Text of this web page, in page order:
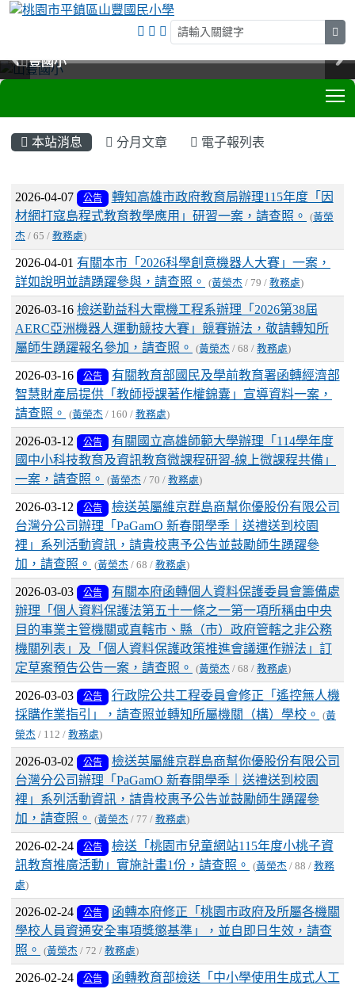
山豐國小
山豐國小
山豐國小
山豐國小
本站消息 分月文章 電子報列表
文章列表
2026-04-07 公告
轉知高雄市政府教育局辦理115年度「因
材網打寇島程式教育教學應用」研習一案，請查照。
(黃榮
杰 / 65 / 教務處)
2026-04-01 有關本市「2026科學創意機器人大賽」一案，
詳如說明並請踴躍參與，請查照。
(黃榮杰 / 79 / 教務處)
2026-03-16 檢送勤益科大電機工程系辦理「2026第38屆
AERC亞洲機器人運動競技大賽」競賽辦法，敬請轉知所
屬師生踴躍報名參加，請查照。
(黃榮杰 / 68 / 教務處)
2026-03-16 公告
有關教育部國民及學前教育署函轉經濟部
智慧財產局提供「教師授課著作權錦囊」宣導資料一案，
請查照。
(黃榮杰 / 160 / 教務處)
2026-03-12 公告
有關國立高雄師範大學辦理「114學年度
國中小科技教育及資訊教育微課程研習-線上微課程共備」
一案，請查照。
(黃榮杰 / 70 / 教務處)
2026-03-12 公告
檢送英屬維京群島商幫你優股份有限公司
台灣分公司辦理「PaGamO 新春開學季｜送禮送到校園
裡」系列活動資訊，請貴校惠予公告並鼓勵師生踴躍參
加，請查照。
(黃榮杰 / 68 / 教務處)
2026-03-03 公告
有關本府函轉個人資料保護委員會籌備處
辦理「個人資料保護法第五十一條之一第一項所稱由中央
目的事業主管機關或直轄市、縣（市）政府管轄之非公務
機關列表」及「個人資料保護政策推進會議運作辦法」訂
定草案預告公告一案，請查照。
(黃榮杰 / 68 / 教務處)
2026-03-03 公告
行政院公共工程委員會修正「遙控無人機
採購作業指引」，請查照並轉知所屬機關（構）學校。
(黃
榮杰 / 112 / 教務處)
2026-03-02 公告
檢送英屬維京群島商幫你優股份有限公司
台灣分公司辦理「PaGamO 新春開學季｜送禮送到校園
裡」系列活動資訊，請貴校惠予公告並鼓勵師生踴躍參
加，請查照。
(黃榮杰 / 77 / 教務處)
2026-02-24 公告
檢送「桃園市兒童網站115年度小桃子資
訊教育推廣活動」實施計畫1份，請查照。
(黃榮杰 / 88 / 教務
處)
2026-02-24 公告
函轉本府修正「桃園市政府及所屬各機關
學校人員資通安全事項獎懲基準」，並自即日生效，請查
照。
(黃榮杰 / 72 / 教務處)
2026-02-24 公告
函轉教育部檢送「中小學使用生成式人工